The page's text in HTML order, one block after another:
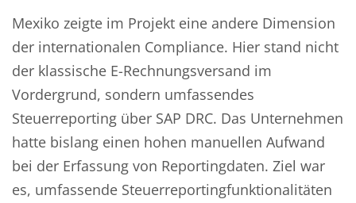
Mexiko zeigte im Projekt eine andere Dimension
der internationalen Compliance. Hier stand nicht
der klassische E-Rechnungsversand im
Vordergrund, sondern umfassendes
Steuerreporting über SAP DRC. Das Unternehmen
hatte bislang einen hohen manuellen Aufwand
bei der Erfassung von Reportingdaten. Ziel war
es, umfassende Steuerreportingfunktionalitäten